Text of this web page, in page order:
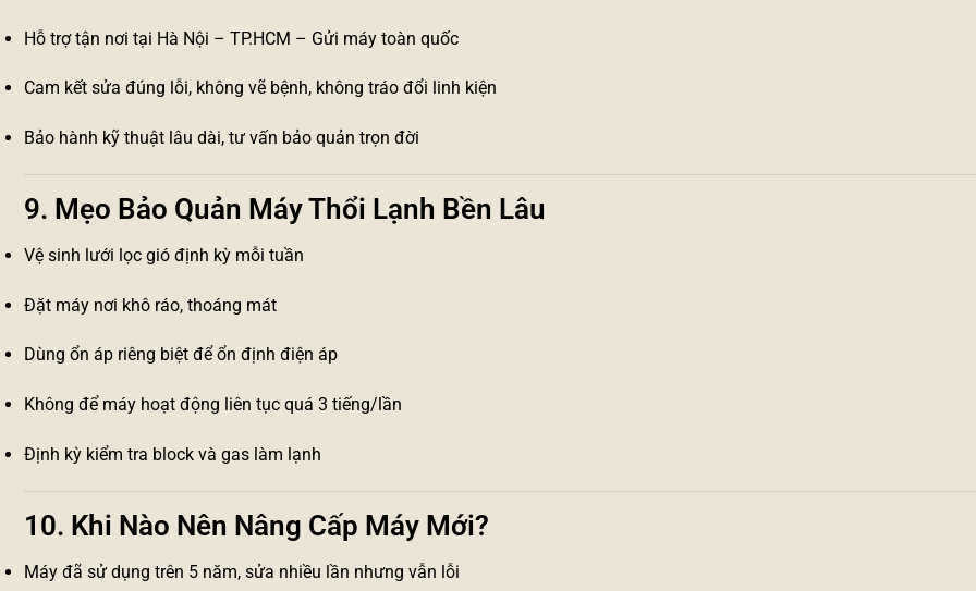
Hỗ trợ tận nơi tại Hà Nội – TP.HCM – Gửi máy toàn quốc
Cam kết sửa đúng lỗi, không vẽ bệnh, không tráo đổi linh kiện
Bảo hành kỹ thuật lâu dài, tư vấn bảo quản trọn đời
9. Mẹo Bảo Quản Máy Thổi Lạnh Bền Lâu
Vệ sinh lưới lọc gió định kỳ mỗi tuần
Đặt máy nơi khô ráo, thoáng mát
Dùng ổn áp riêng biệt để ổn định điện áp
Không để máy hoạt động liên tục quá 3 tiếng/lần
Định kỳ kiểm tra block và gas làm lạnh
10. Khi Nào Nên Nâng Cấp Máy Mới?
Máy đã sử dụng trên 5 năm, sửa nhiều lần nhưng vẫn lỗi